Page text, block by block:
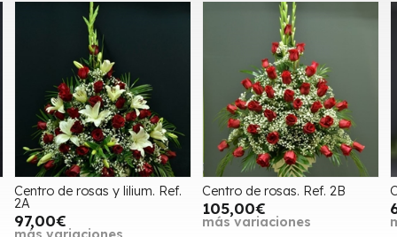
Centro de rosas. Ref. 2B
105,00€
más variaciones
Centro flor variada 3G.
67,00€
más variaciones